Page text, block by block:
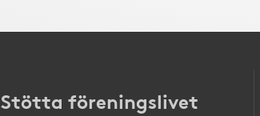
Stötta föreningslivet